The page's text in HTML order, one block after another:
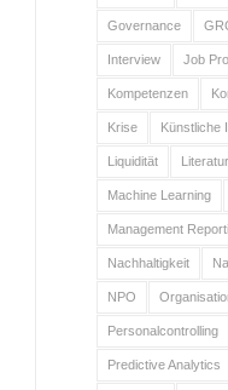
Governance
Interview Job
Kompetenzen
Krise Künstliche
Liquidität Literatur
Machine Learning
Management
Nachhaltigkeit
NPO
Personalcontrolling
Predictive Analytics